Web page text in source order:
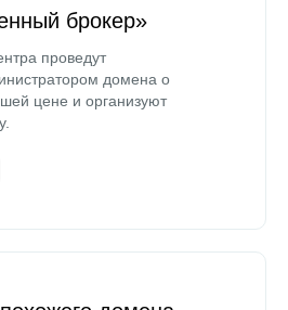
брокер»
проведут
домена о
цене и организуют